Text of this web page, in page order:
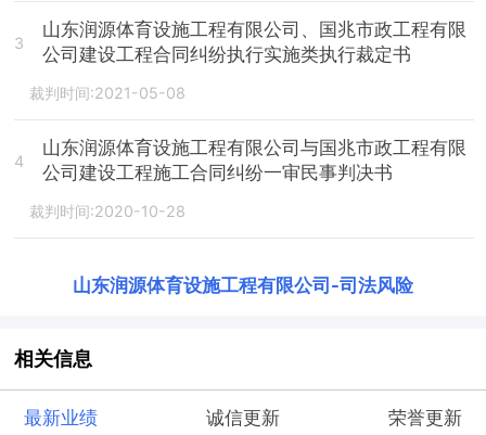
3
山东润源体育设施工程有限公司、国兆市政工程有限
公司建设工程合同纠纷执行实施类执行裁定书
裁判时间:2021-05-08
4
山东润源体育设施工程有限公司与国兆市政工程有限
公司建设工程施工合同纠纷一审民事判决书
裁判时间:2020-10-28
山东润源体育设施工程有限公司 -司法风险
相关信息
最新业绩 诚信更新 荣誉更新